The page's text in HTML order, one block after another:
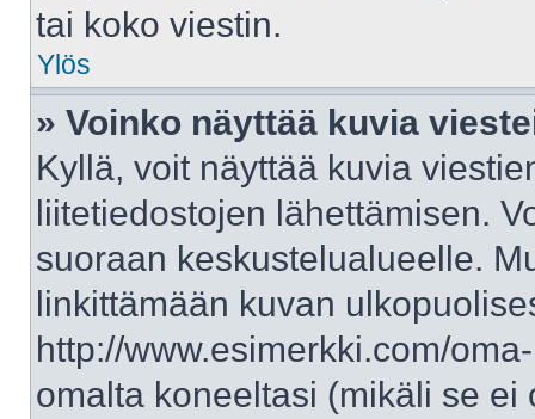
tai koko viestin.
Ylös
» Voinko näyttää kuvia
Kyllä, voit näyttää kuvia
liitetiedostojen lähettämisen.
suoraan keskustelualueelle.
linkittämään kuvan
http://www.esimerkki.com/
omalta koneeltasi (mikäli se